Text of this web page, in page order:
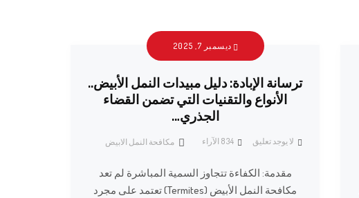
ديسمبر 7, 2025
ترسانة الإبادة: دليل مبيدات النمل الأبيض..
الأنواع والتقنيات التي تضمن القضاء
الجذري…
مكافحة النمل الابيض لا يوجد تعليق الآراء
مقدمة: الكفاءة تتجاوز السمية المباشرة لم تعد
مكافحة النمل الأبيض (Termites) تعتمد على مجرد